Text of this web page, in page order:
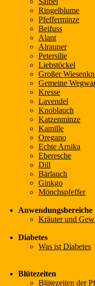
Ringelblume
Pfefferminze
Beifuss
Alant
Alrauner
Petersilie
Liebstöckel
Großer
Gemeine
Kresse
Lavendel
Knoblauch
Katzenminze
Kamille
Oregano
Echte Arnika
Eberesche
Dill
Bärlauch
Ginkgo
Mönchspfeffer
Anwendungsbereiche
Kräuter und
Diabetes
Was ist Diabetes
Blütezeiten
Blütezeiten der